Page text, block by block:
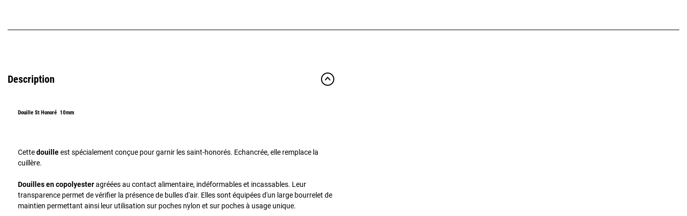
Description
Douille St Honoré 10mm
Cettedouilleest spécialement conçue pour garnir les saint-honorés. Echancrée, elle remplace la
cuillère.
Douilles en copolyesteragréées au contact alimentaire, indéformables et incassables. Leur
transparence permet de vérifier la présence de bulles d'air. Elles sont équipées d'un large bourrelet de
maintien permettant ainsi leur utilisation sur poches nylon et sur poches à usage unique.